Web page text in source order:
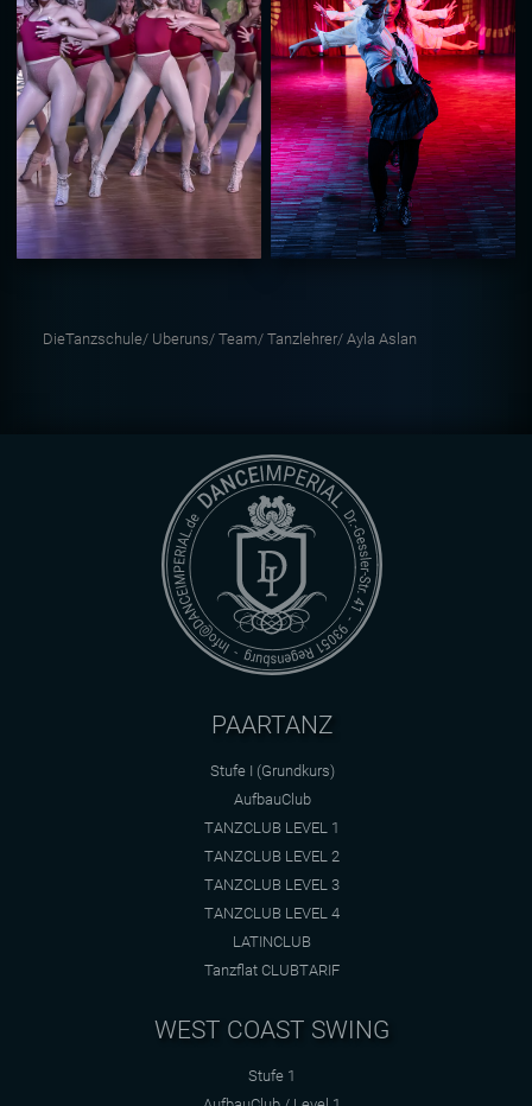
DieTanzschule/ Uberuns/ Team/ Tanzlehrer/ Ayla Aslan
PAARTANZ
Stufe I (Grundkurs)
AufbauClub
TANZCLUB LEVEL 1
TANZCLUB LEVEL 2
TANZCLUB LEVEL 3
TANZCLUB LEVEL 4
LATINCLUB
Tanzflat CLUBTARIF
WEST COAST SWING
Stufe 1